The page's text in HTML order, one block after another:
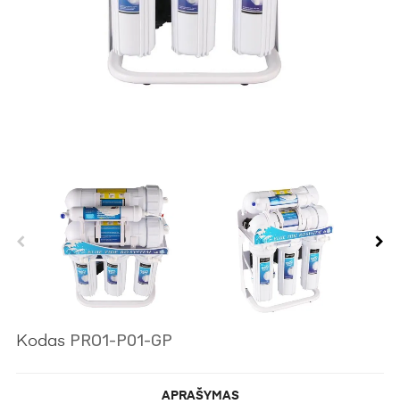
Kodas PRO1-P01-GP
APRAŠYMAS